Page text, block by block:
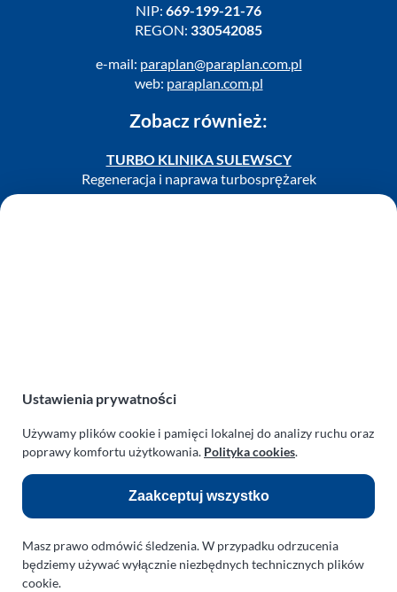
NIP: 669-199-21-76
REGON: 330542085
e-mail: paraplan@paraplan.com.pl
web: paraplan.com.pl
Zobacz również:
TURBO KLINIKA SULEWSCY
Regeneracja i naprawa turbosprężarek
Odnośniki:
Flight Operations Consulting
Motopark Koszalin
Rodzina Wolarków
Ustawienia prywatności
Używamy plików cookie i pamięci lokalnej do analizy ruchu oraz
poprawy komfortu użytkowania. Polityka cookies.
Zaakceptuj wszystko
Masz prawo odmówić śledzenia. W przypadku odrzucenia
będziemy używać wyłącznie niezbędnych technicznych plików
cookie.